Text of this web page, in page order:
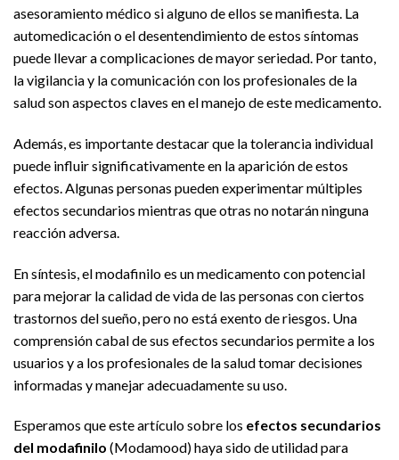
asesoramiento médico si alguno de ellos se manifiesta. La
automedicación o el desentendimiento de estos síntomas
puede llevar a complicaciones de mayor seriedad. Por tanto,
la vigilancia y la comunicación con los profesionales de la
salud son aspectos claves en el manejo de este medicamento.
Además, es importante destacar que la tolerancia individual
puede influir significativamente en la aparición de estos
efectos. Algunas personas pueden experimentar múltiples
efectos secundarios mientras que otras no notarán ninguna
reacción adversa.
En síntesis, el modafinilo es un medicamento con potencial
para mejorar la calidad de vida de las personas con ciertos
trastornos del sueño, pero no está exento de riesgos. Una
comprensión cabal de sus efectos secundarios permite a los
usuarios y a los profesionales de la salud tomar decisiones
informadas y manejar adecuadamente su uso.
Esperamos que este artículo sobre los efectos secundarios
del modafinilo (Modamood) haya sido de utilidad para